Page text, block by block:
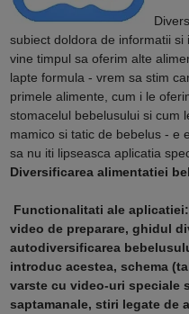
subiect doldora de informatii
vine timpul sa oferim alte
lapte formula - vrem sa stim
primele alimente, cum i le
stomacelul bebelusului si cum
mamico si tatic de bebelus - e
sa nu iti lipseasca aplicatia
Diversificarea alimentatiei
Functionalitati ale
video de preparare, ghidul
autodiversificarea
introduc acestea, schema
varste cu video-uri speciale
saptamanale, stiri legate de